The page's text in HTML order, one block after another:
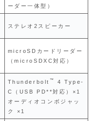
ーダー一体型）
ステレオ2スピーカー
microSDカードリーダー
（microSDXC対応）
Thunderbolt ™
4 Type-
C（USB PD**対応）×1
オーディオコンボジャッ
ク ×1